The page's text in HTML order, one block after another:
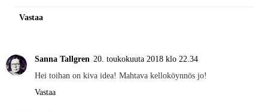
Vastaa
Sanna Tallgren 20. toukokuuta 2018 klo 22.34
Hei toihan on kiva idea! Mahtava kelloköynnös jo!
Vastaa